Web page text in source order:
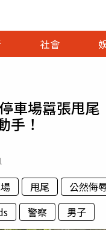
社會
車場囂張甩
手！
甩尾 公然侮
警察 男子